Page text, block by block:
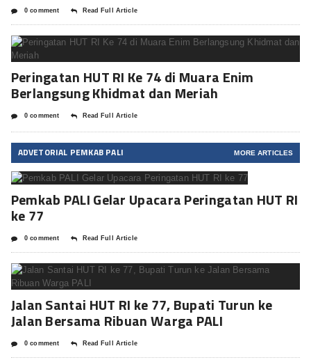
0 comment Read Full Article
Peringatan HUT RI Ke 74 di Muara Enim
Berlangsung Khidmat dan Meriah
0 comment Read Full Article
ADVETORIAL PEMKAB PALI MORE ARTICLES
Pemkab PALI Gelar Upacara Peringatan HUT RI
ke 77
0 comment Read Full Article
Jalan Santai HUT RI ke 77, Bupati Turun ke
Jalan Bersama Ribuan Warga PALI
0 comment Read Full Article